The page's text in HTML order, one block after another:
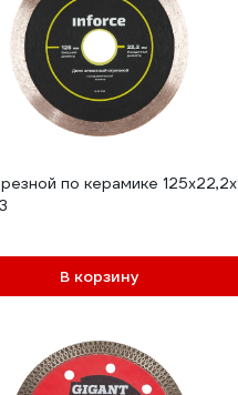
по керамике
В корзину